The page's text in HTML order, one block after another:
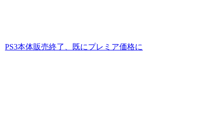
PS3本体販売終了、既にプレミア価格に